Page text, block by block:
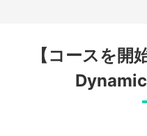
【コースを開